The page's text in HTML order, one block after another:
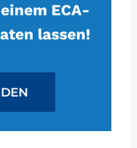
ECA-
lassen!